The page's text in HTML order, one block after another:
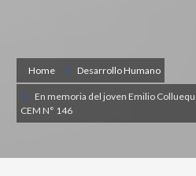
Home Desarrollo Humano
En memoria del joven Emilio
CEM N° 146